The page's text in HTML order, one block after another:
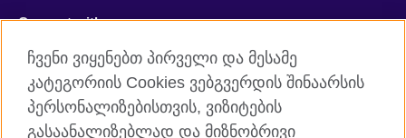
Connect with us
Facebook Twitter
YouTube RSS
ჩვენი ვიყენებთ პირველი და მესამე
კატეგორიის Cookies ვებგვერდის შინაარსის
პერსონალიზებისთვის, ვიზიტების
გასაანალიზებლად და მიზნობრივი